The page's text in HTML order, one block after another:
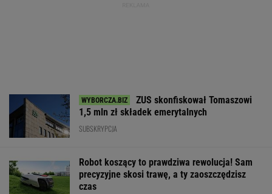
ZUS skonfiskował Tomaszowi
1,5 mln zł składek emerytalnych
SUBSKRYPCJA
Robot koszący to prawdziwa rewolucja! Sam
precyzyjne skosi trawę, a ty zaoszczędzisz
czas